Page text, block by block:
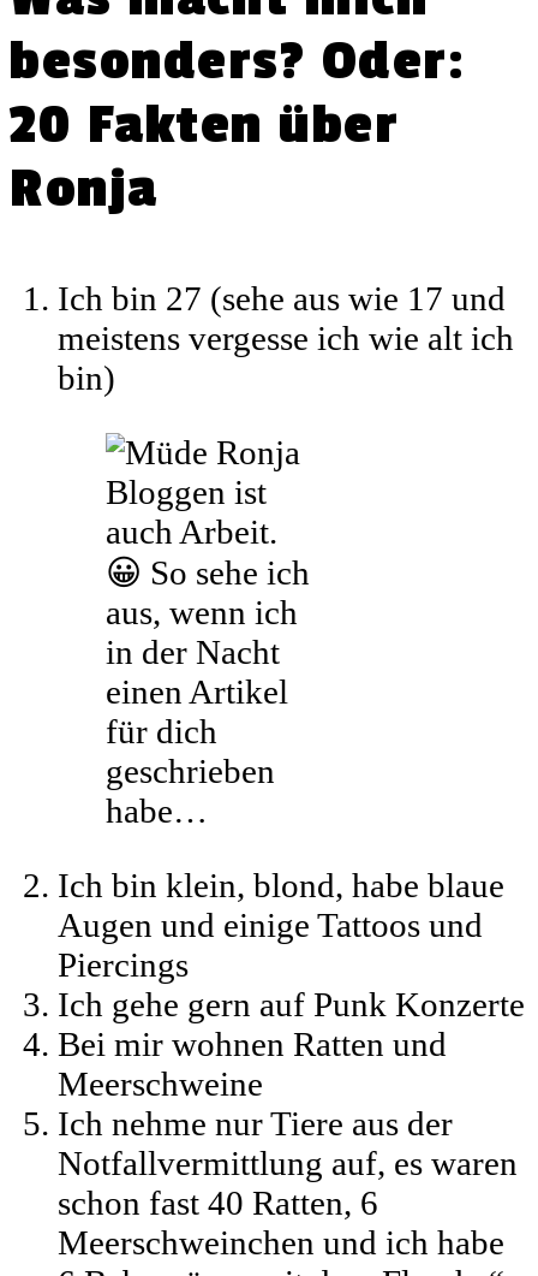
besonders? Oder:
20 Fakten über
Ronja
Ich bin 27 (sehe aus wie 17 und
meistens vergesse ich wie alt ich
bin)
Bloggen ist
auch Arbeit.
😀 So sehe ich
aus, wenn ich
in der Nacht
einen Artikel
für dich
geschrieben
habe…
Ich bin klein, blond, habe blaue
Augen und einige Tattoos und
Piercings
Ich gehe gern auf Punk Konzerte
Bei mir wohnen Ratten und
Meerschweine
Ich nehme nur Tiere aus der
Notfallvermittlung auf, es waren
schon fast 40 Ratten, 6
Meerschweinchen und ich habe